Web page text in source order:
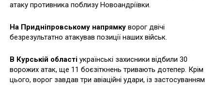
атаку противника поблизу Новоандріївки.
На Придніпровському напрямку ворог двічі
безрезультатно атакував позиції наших військ.
В Курській області українські захисники відбили 30
ворожих атак, ще 11 боєзіткнень тривають дотепер. Крім
цього, ворог завдав три авіаційні удари, із застосуванням